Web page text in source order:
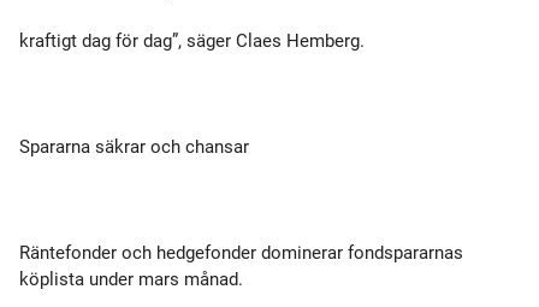
kraftigt dag för dag”, säger Claes Hemberg.
Spararna säkrar och chansar
Räntefonder och hedgefonder dominerar fondspararnas
köplista under mars månad.